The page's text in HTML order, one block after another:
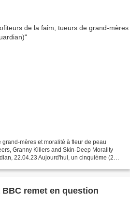
grand-mères et moralité à fleur de peau
Granny Killers and Skin-Deep Morality
22.04.23 Aujourd'hui, un cinquième (278
remet en question